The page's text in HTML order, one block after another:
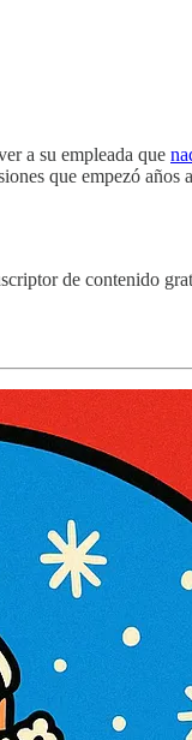
a su empleada que
que empezó
de contenido